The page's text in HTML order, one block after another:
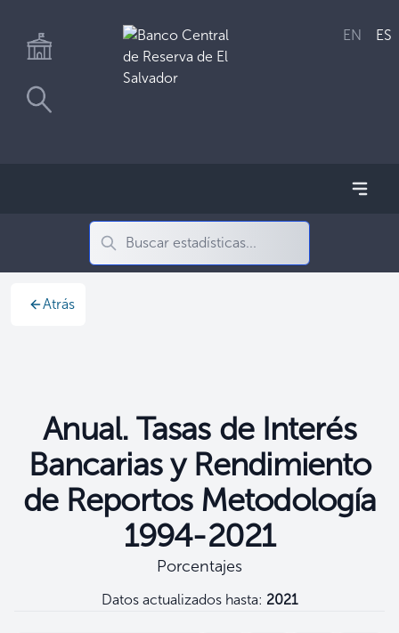
EN ES
Atrás
Anual. Tasas de Interés
Bancarias y Rendimiento
de Reportos Metodología
1994-2021
Porcentajes
Datos actualizados hasta: 2021